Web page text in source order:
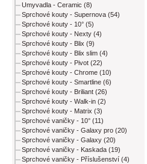
Umyvadla - Ceramic (8)
Sprchové kouty - Supernova (54)
Sprchové kouty - 10° (5)
Sprchové kouty - Nexty (4)
Sprchové kouty - Blix (9)
Sprchové kouty - Blix slim (4)
Sprchové kouty - Pivot (22)
Sprchové kouty - Chrome (10)
Sprchové kouty - Smartline (6)
Sprchové kouty - Briliant (26)
Sprchové kouty - Walk-in (2)
Sprchové kouty - Matrix (3)
Sprchové vaničky - 10° (11)
Sprchové vaničky - Galaxy pro (20)
Sprchové vaničky - Galaxy (20)
Sprchové vaničky - Kaskada (19)
Sprchové vaničky - Příslušenství (4)